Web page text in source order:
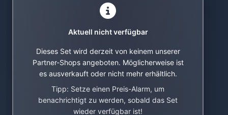
Aktuell nicht verfügbar
Dieses Set wird derzeit von keinem unserer
Partner-Shops angeboten. Möglicherweise ist
es ausverkauft oder nicht mehr erhältlich.
Tipp: Setze einen Preis-Alarm, um
benachrichtigt zu werden, sobald das Set
wieder verfügbar ist!